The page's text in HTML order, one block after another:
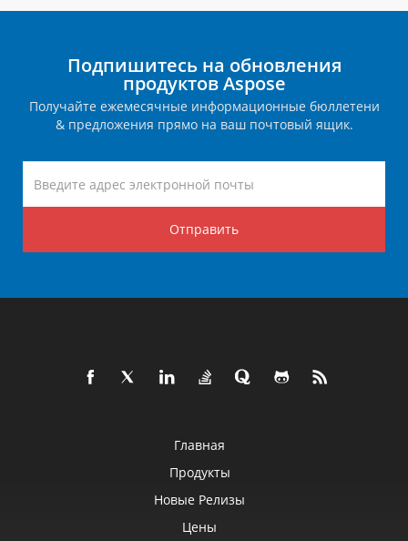
Подпишитесь на обновления
продуктов Aspose
Получайте ежемесячные информационные бюллетени
& предложения прямо на ваш почтовый ящик.
Отправить
Главная
Продукты
Новые Релизы
Цены